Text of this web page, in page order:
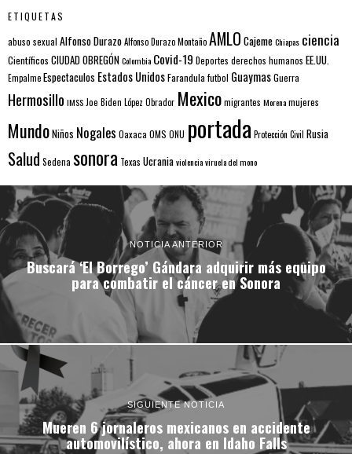
ETIQUETAS
abuso sexual Alfonso DurazoAlfonso Durazo MontañoAMLO CajemeChiapas ciencia
Científicos CIUDAD OBREGÓNColombia Covid-19 Deportes derechos humanos EE.UU.
EmpalmeEspectaculos Estados UnidosFarandulafutbol GuaymasGuerra
Hermosillo IMSS Joe Biden López Obrador Mexicomigrantes Morenamujeres
MundoNiños Nogales Oaxaca OMS ONU portada Protección Civil Rusia
Salud Sedena sonora Texas Ucraniaviolenciaviruela del mono
NOTICIA ANTERIOR
Buscará ‘El Borrego’ Gándara adquirir más equipo
para combatir el cáncer en Sonora
SIGUIENTE NOTICIA
Mueren 6 jornaleros mexicanos en accidente
automovilístico, ahora en Idaho Falls